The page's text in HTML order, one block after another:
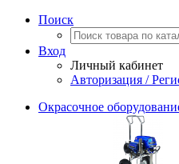
Поиск
Вход
Личный кабинет
Авторизация /
Окрасочное